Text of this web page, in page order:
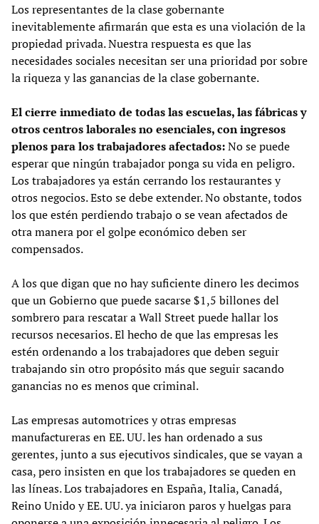
Los representantes de la clase gobernante
inevitablemente afirmarán que esta es una violación de la
propiedad privada. Nuestra respuesta es que las
necesidades sociales necesitan ser una prioridad por sobre
la riqueza y las ganancias de la clase gobernante.
El cierre inmediato de todas las escuelas, las fábricas y
otros centros laborales no esenciales, con ingresos
plenos para los trabajadores afectados:No se puede
esperar que ningún trabajador ponga su vida en peligro.
Los trabajadores ya están cerrando los restaurantes y
otros negocios. Esto se debe extender. No obstante, todos
los que estén perdiendo trabajo o se vean afectados de
otra manera por el golpe económico deben ser
compensados.
A los que digan que no hay suficiente dinero les decimos
que un Gobierno que puede sacarse $1,5 billones del
sombrero para rescatar a Wall Street puede hallar los
recursos necesarios. El hecho de que las empresas les
estén ordenando a los trabajadores que deben seguir
trabajando sin otro propósito más que seguir sacando
ganancias no es menos que criminal.
Las empresas automotrices y otras empresas
manufactureras en EE. UU. les han ordenado a sus
gerentes, junto a sus ejecutivos sindicales, que se vayan a
casa, pero insisten en que los trabajadores se queden en
las líneas. Los trabajadores en España, Italia, Canadá,
Reino Unido y EE. UU. ya iniciaron paros y huelgas para